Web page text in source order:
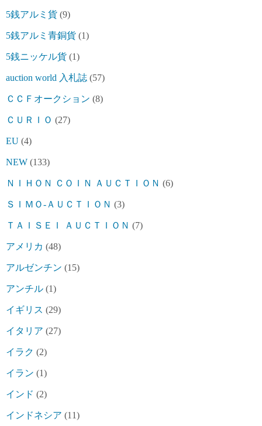
5銭アルミ貨 (9)
5銭アルミ青銅貨 (1)
5銭ニッケル貨 (1)
auction world 入札誌 (57)
ＣＣＦオークション (8)
ＣＵＲＩＯ (27)
EU (4)
NEW (133)
ＮＩＨＯＮ ＣＯＩＮ ＡＵＣＴＩＯＮ (6)
ＳＩＭＯ-ＡＵＣＴＩＯＮ (3)
ＴＡＩＳＥＩ ＡＵＣＴＩＯＮ (7)
アメリカ (48)
アルゼンチン (15)
アンチル (1)
イギリス (29)
イタリア (27)
イラク (2)
イラン (1)
インド (2)
インドネシア (11)